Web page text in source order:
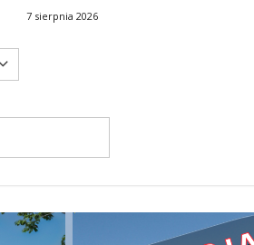
7 sierpnia 2026